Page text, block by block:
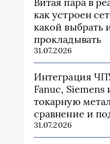
как устроен
какой выбрать
прокладывать
31.07.2026
Интеграция
Fanuc, Siemens
токарную
сравнение и
31.07.2026